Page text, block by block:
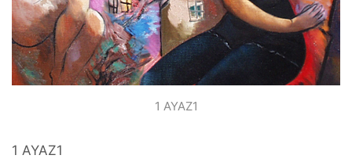
1 AYAZ1
1 AYAZ1